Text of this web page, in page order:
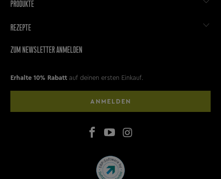
PRODUKTE
REZEPTE
ZUM NEWSLETTER ANMELDEN
Erhalte 10% Rabatt auf deinen ersten Einkauf.
ANMELDEN